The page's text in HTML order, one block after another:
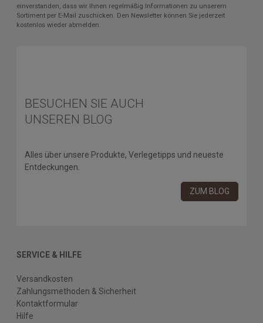
einverstanden, dass wir Ihnen regelmäßig Informationen zu unserem
Sortiment per E-Mail zuschicken. Den Newsletter können Sie jederzeit
kostenlos wieder abmelden.
BESUCHEN SIE AUCH
UNSEREN BLOG
Alles über unsere Produkte, Verlegetipps und neueste
Entdeckungen.
ZUM BLOG
SERVICE & HILFE
Versandkosten
Zahlungsmethoden & Sicherheit
Kontaktformular
Hilfe